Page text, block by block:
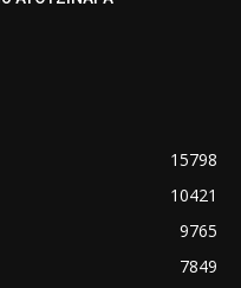
15798
10421
9765
7849